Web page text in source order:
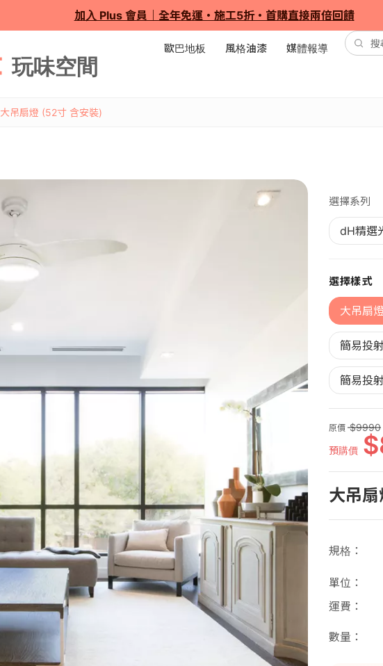
加入 Plus 會員｜全年免運・施工5折・首購直接兩倍回饋
歐巴地板 風格油漆 媒體報導
大吊扇燈 (52寸 含安裝)
選擇系列
dH精選
選擇樣式
大吊扇
簡易投
簡易投
原價
9990
預購價
大吊
規格
單位
運費
數量